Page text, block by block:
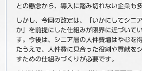
との懸念から、導入に踏み切れない企業も
しかし、今回の改定は、「いかにしてシニ
か」を前提にした仕組みが限界に近づいて
す。今後は、シニア層の人件費増はやむを
たうえで、人件費に見合った役割や貢献を
すための仕組みづくりが必要です。